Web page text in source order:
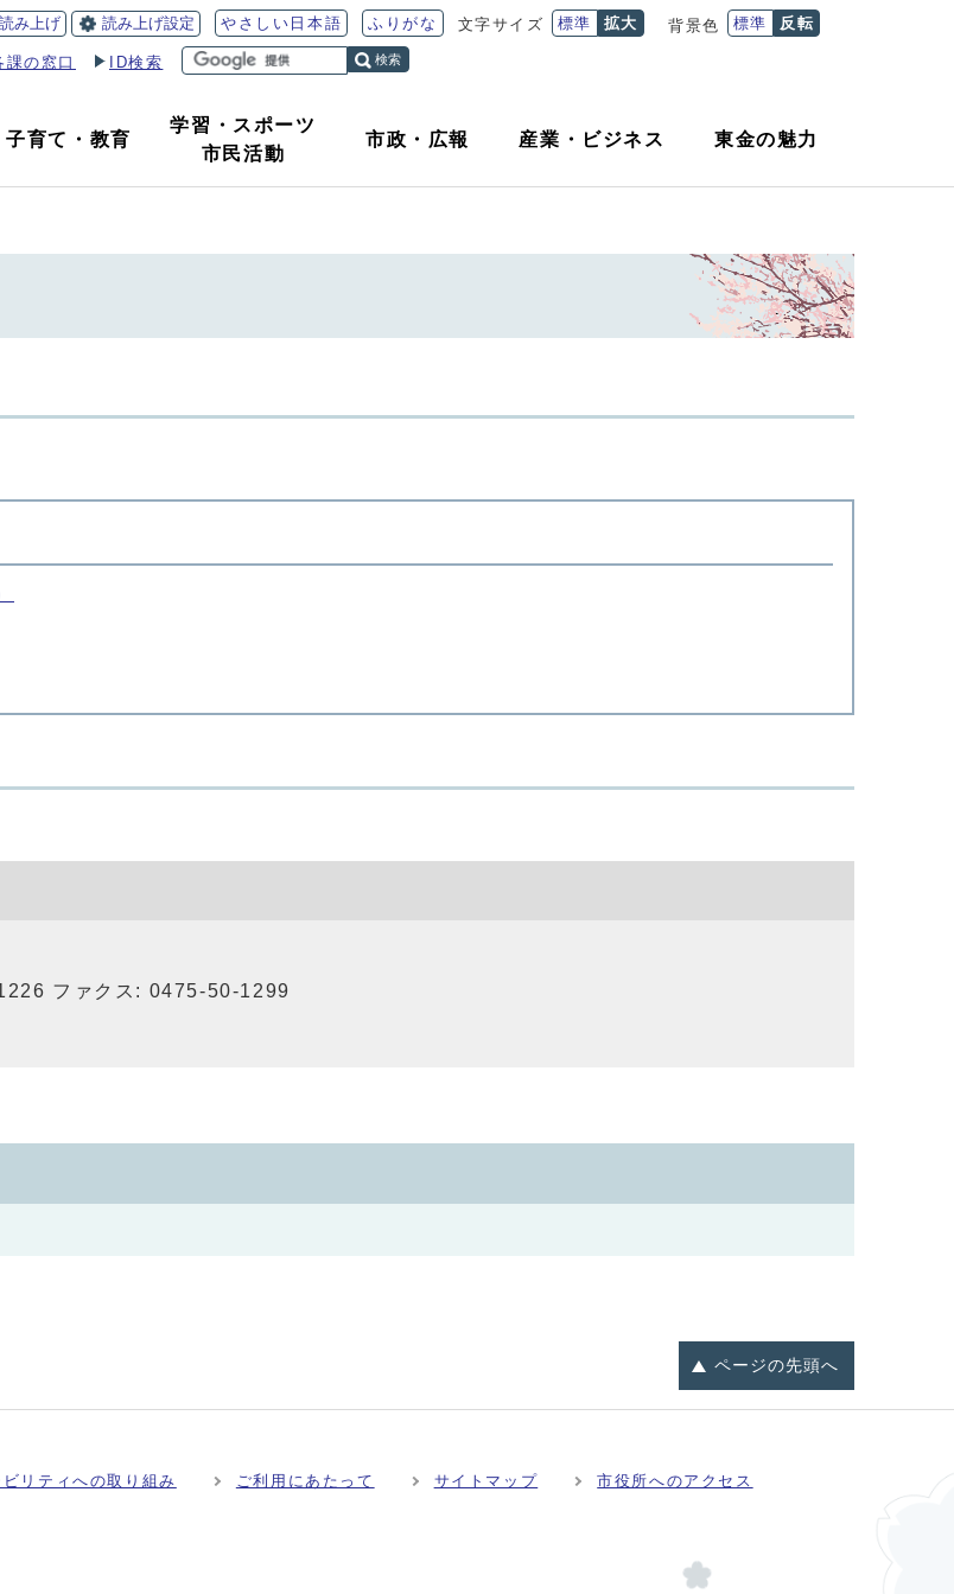
読み上げ 読み上げ設定 やさしい日本語 ふりがな 文字サイズ 標準 拡大 背景色 標準 反転
課の窓口 ID検索 検索
子育て ・ 教育
学習・スポーツ
市民活動
市政 ・ 広報 産業 ・ ビジネス 東金の魅力
ファクス: 0475-50-1299
ページの先頭へ
リティへの取り組み ご利用にあたって サイトマップ 市役所へのアクセス